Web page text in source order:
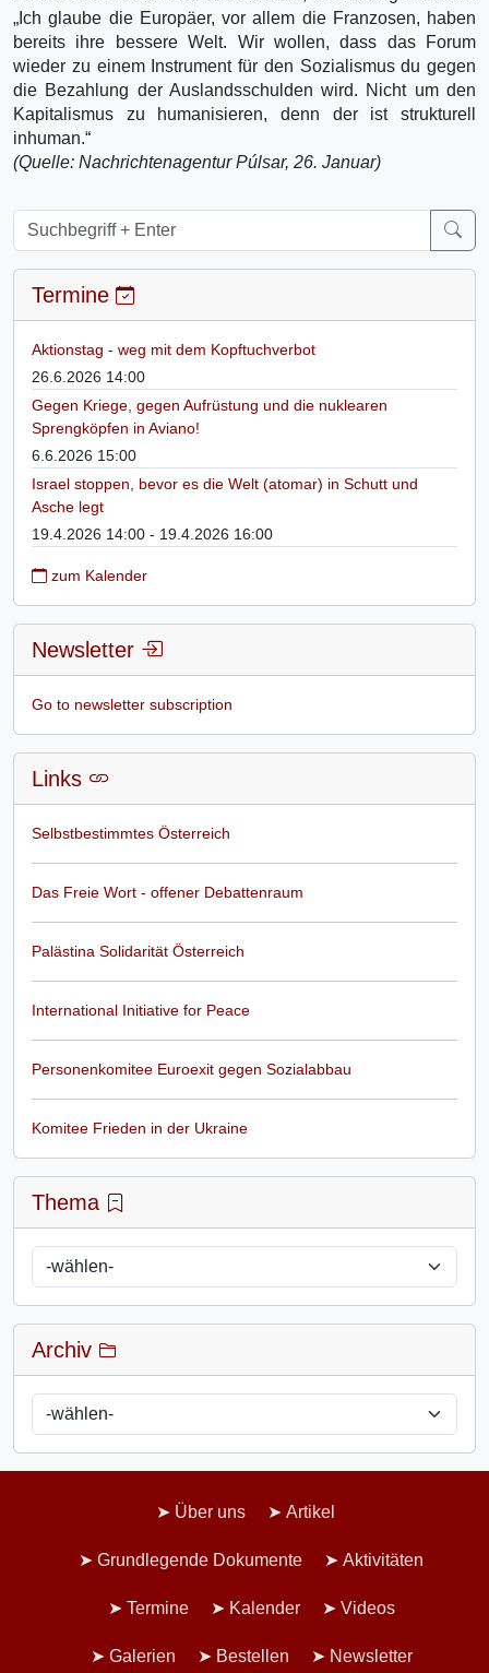
„Ich glaube die Europäer, vor allem die Franzosen, haben
bereits ihre bessere Welt. Wir wollen, dass das Forum
wieder zu einem Instrument für den Sozialismus du gegen
die Bezahlung der Auslandsschulden wird. Nicht um den
Kapitalismus zu humanisieren, denn der ist strukturell
inhuman.“
(Quelle: Nachrichtenagentur Púlsar, 26. Januar)
Termine
Aktionstag - weg mit dem Kopftuchverbot
26.6.2026 14:00
Gegen Kriege, gegen Aufrüstung und die nuklearen
Sprengköpfen in Aviano!
6.6.2026 15:00
Israel stoppen, bevor es die Welt (atomar) in Schutt und
Asche legt
19.4.2026 14:00 - 19.4.2026 16:00
zum Kalender
Newsletter
Go to newsletter subscription
Links
Selbstbestimmtes Österreich
Das Freie Wort - offener Debattenraum
Palästina Solidarität Österreich
International Initiative for Peace
Personenkomitee Euroexit gegen Sozialabbau
Komitee Frieden in der Ukraine
Thema
Archiv
Über uns Artikel
Grundlegende Dokumente Aktivitäten
Termine Kalender Videos
Galerien Bestellen Newsletter